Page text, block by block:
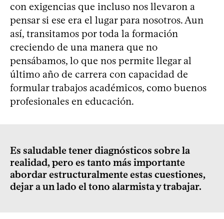
con exigencias que incluso nos llevaron a
pensar si ese era el lugar para nosotros. Aun
así, transitamos por toda la formación
creciendo de una manera que no
pensábamos, lo que nos permite llegar al
último año de carrera con capacidad de
formular trabajos académicos, como buenos
profesionales en educación.
Es saludable tener diagnósticos sobre la
realidad, pero es tanto más importante
abordar estructuralmente estas cuestiones,
dejar a un lado el tono alarmista y trabajar.